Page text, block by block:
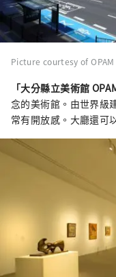
Picture courtesy of OPAM
「大分縣立美術館
念的美術館。由世界級
常有開放感。大廳還可